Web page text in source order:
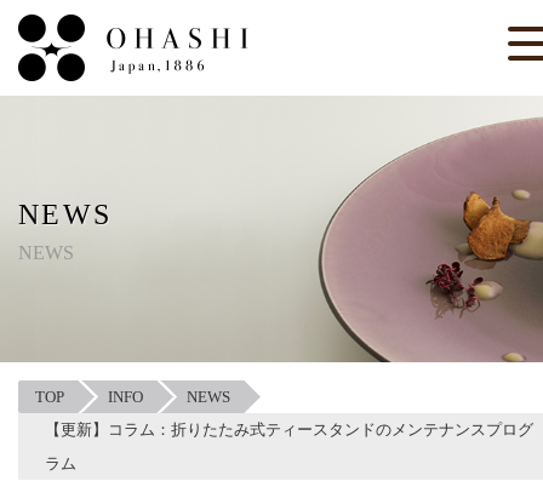
NEWS
NEWS
TOP INFO
NEWS
【更新】コラム：折りたたみ式ティースタンドのメンテナンスプログ
ラム